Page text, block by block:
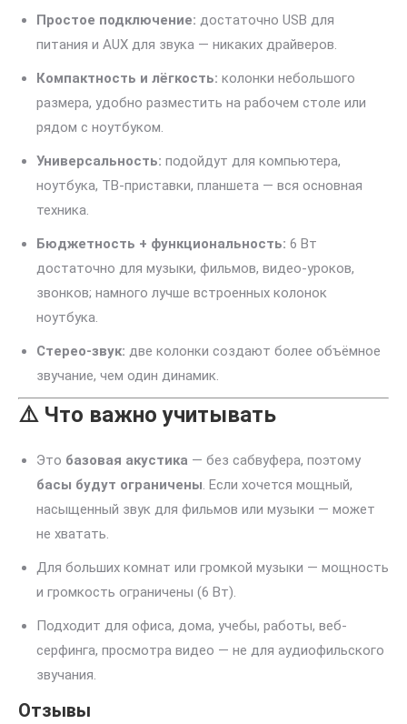
Простое подключение: достаточно USB для
питания и AUX для звука — никаких драйверов.
Компактность и лёгкость: колонки небольшого
размера, удобно разместить на рабочем столе или
рядом с ноутбуком.
Универсальность: подойдут для компьютера,
ноутбука, ТВ-приставки, планшета — вся основная
техника.
Бюджетность + функциональность: 6 Вт
достаточно для музыки, фильмов, видео-уроков,
звонков; намного лучше встроенных колонок
ноутбука.
Стерео-звук: две колонки создают более объёмное
звучание, чем один динамик.
⚠️ Что важно учитывать
Это базовая акустика — без сабвуфера, поэтому
басы будут ограничены. Если хочется мощный,
насыщенный звук для фильмов или музыки — может
не хватать.
Для больших комнат или громкой музыки — мощность
и громкость ограничены (6 Вт).
Подходит для офиса, дома, учебы, работы, веб-
серфинга, просмотра видео — не для аудиофильского
звучания.
Отзывы